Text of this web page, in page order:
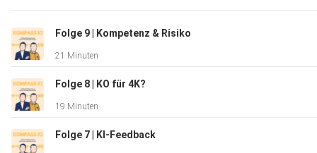
Folge 9 | Kompetenz & Risiko
21 Minuten
Folge 8 | KO für 4K?
19 Minuten
Folge 7 | KI-Feedback